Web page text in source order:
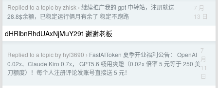
Replied to a topic by zhlsk › 继续推广我的 gpt 中转站，注册就送
28.8$余额，已稳定运行俩月有余了 稳定不跑路
7 月
13 日
dHRlbnRhdUAxNjMuY29t 谢谢老板
Replied to a topic by hyf3690 › FastAIToken 夏季开业福利公告： OpenAI
0.02x、Claude Kiro 0.7x， GPT5.6 畅用爽蹬（0.02x 倍率 5 元等于 250 美
刀额度）！每个人注册评论发账号直接送 5 元！
7
月
11
日